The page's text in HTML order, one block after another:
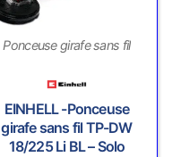
Ponceuse girafe sans fil
EINHELL -Ponceuse
girafe sans fil TP-DW
18/225 Li BL – Solo